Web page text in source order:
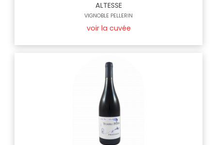
ALTESSE
VIGNOBLE PELLERIN
voir la cuvée